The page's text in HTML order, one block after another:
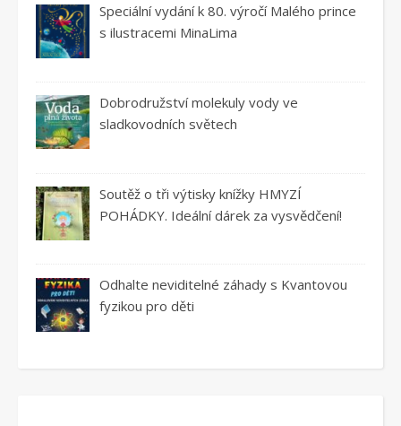
Speciální vydání k 80. výročí Malého prince
s ilustracemi MinaLima
Dobrodružství molekuly vody ve
sladkovodních světech
Soutěž o tři výtisky knížky HMYZÍ
POHÁDKY. Ideální dárek za vysvědčení!
Odhalte neviditelné záhady s Kvantovou
fyzikou pro děti